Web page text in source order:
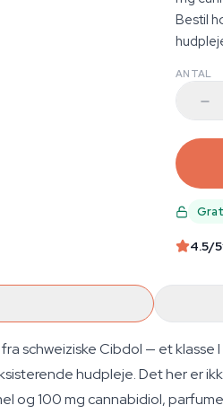
Bestil
ANTAL
4.5/5
schweiziske Cibdol — et
hudpleje. Det her er
100 mg cannabidiol,